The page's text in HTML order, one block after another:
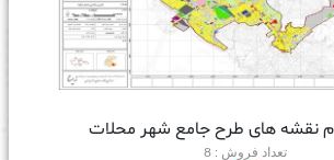
نقشه های طرح جامع شهر محلات
تعداد فروش : 8